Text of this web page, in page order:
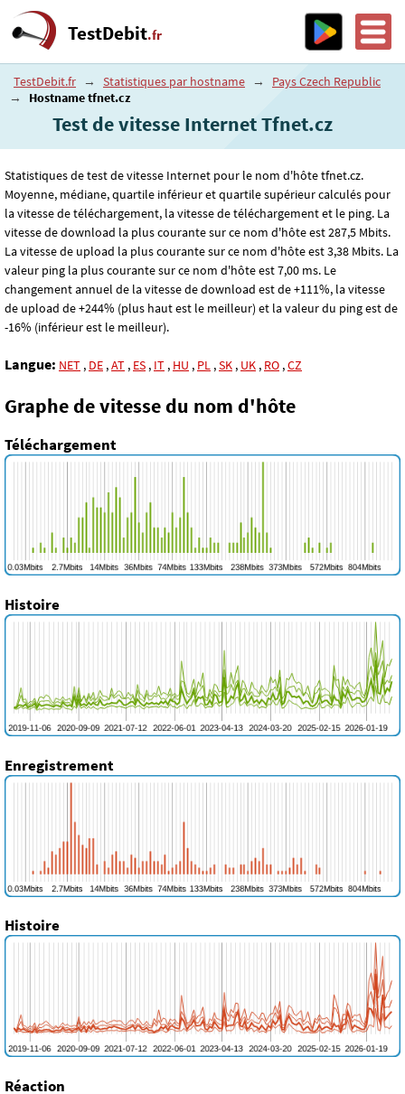
TestDebit.fr
TestDebit.fr → Statistiques par hostname →
Pays Czech Republic
→
Hostname tfnet.cz
Test de vitesse Internet Tfnet.cz
Statistiques de test de vitesse Internet pour le nom d'hôte tfnet.cz.
Moyenne, médiane, quartile inférieur et quartile supérieur calculés pour
la vitesse de téléchargement, la vitesse de téléchargement et le ping. La
vitesse de download la plus courante sur ce nom d'hôte est 287,5 Mbits.
La vitesse de upload la plus courante sur ce nom d'hôte est 3,38 Mbits. La
valeur ping la plus courante sur ce nom d'hôte est 7,00 ms. Le
changement annuel de la vitesse de download est de +111%, la vitesse
de upload de +244% (plus haut est le meilleur) et la valeur du ping est de
-16% (inférieur est le meilleur).
Langue: NET , DE ,AT , ES , IT , HU , PL ,SK , UK , RO ,CZ
Graphe de vitesse du nom d'hôte
Téléchargement
Histoire
Enregistrement
Histoire
Réaction